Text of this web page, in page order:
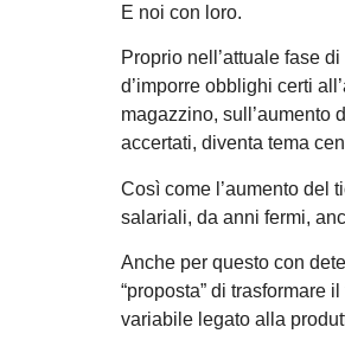
E noi con loro.
Proprio nell’attuale fase
d’imporre obblighi certi
magazzino, sull’aumento
accertati, diventa tema
Così come l’aumento del
salariali, da anni fermi,
Anche per questo con
“proposta” di trasformare
variabile legato alla